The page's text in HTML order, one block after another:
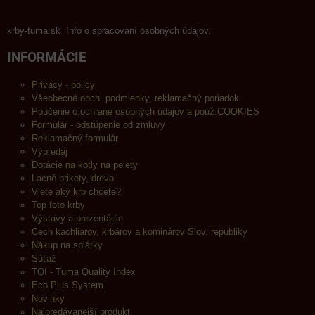
krby-tuma.sk Info o spracovaní osobných údajov.
INFORMÁCIE
Privacy - policy
Všeobecné obch. podmienky, reklamačný poriadok
Poučenie o ochrane osobných údajov a použ.COOKIES
Formulár - odstúpenie od zmluvy
Reklamačný formulár
Výpredaj
Dotácie na kotly na pelety
Lacné brikety, drevo
Viete aký krb chcete?
Top foto krby
Výstavy a prezentácie
Cech kachliarov, krbárov a kominárov Slov. republiky
Nákup na splátky
Súťaž
TQI - Tuma Quality Index
Eco Plus System
Novinky
Najpredávanejší produkt